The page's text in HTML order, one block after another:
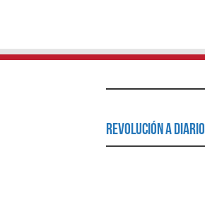
Revolución a Diario